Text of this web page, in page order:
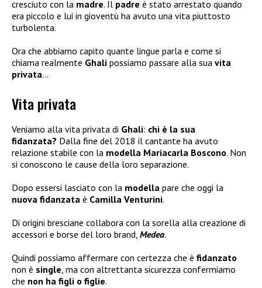
cresciuto con la madre. Il padre è stato arrestato quando
era piccolo e lui in gioventù ha avuto una vita piuttosto
turbolenta.
Ora che abbiamo capito quante lingue parla e come si
chiama realmente Ghali possiamo passare alla sua vita
privata…
Vita privata
Veniamo alla vita privata di Ghali: chi è la sua
fidanzata? Dalla fine del 2018 il cantante ha avuto
relazione stabile con la modella Mariacarla Boscono. Non
si conoscono le cause della loro separazione.
Dopo essersi lasciato con la modella pare che oggi la
nuova fidanzata è Camilla Venturini.
Di origini bresciane collabora con la sorella alla creazione di
accessori e borse del loro brand, Medea.
Quindi possiamo affermare con certezza che è fidanzato
non è single, ma con altrettanta sicurezza confermiamo
che non ha figli o figlie.